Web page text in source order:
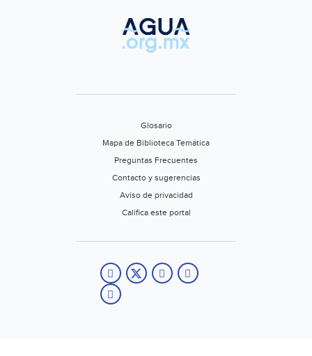
Glosario
Mapa de Biblioteca Temática
Preguntas Frecuentes
Contacto y sugerencias
Aviso de privacidad
Califica este portal